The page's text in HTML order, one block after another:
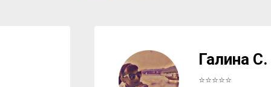
Галина С.
⭐⭐⭐⭐⭐